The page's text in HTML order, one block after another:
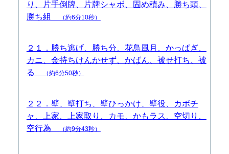
り、片手倒牌、片牌シャボ、固め積み、勝ち頭、
勝ち組
（約6分10秒）
２１．勝ち逃げ、勝ち分、花鳥風月、かっぱぎ、
カニ、金持ちけんかせず、かばん、被せ打ち、被
る
（約6分50秒）
２２．壁、壁打ち、壁ひっかけ、壁役、カボチ
ャ、上家、上家取り、カモ、かもラス、空切り、
空行為
（約9分43秒）